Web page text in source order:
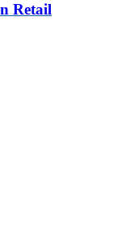
Retail